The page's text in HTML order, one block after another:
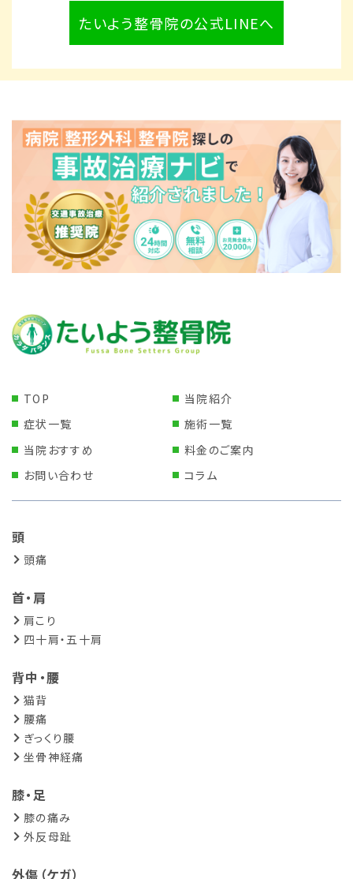
たいよう整骨院の公式LINEへ
TOP
当院紹介
症状一覧
施術一覧
当院おすすめ
料金のご案内
お問い合わせ
コラム
頭
頭痛
首・肩
肩こり
四十肩・五十肩
背中・腰
猫背
腰痛
ぎっくり腰
坐骨神経痛
膝・足
膝の痛み
外反母趾
外傷（ケガ）